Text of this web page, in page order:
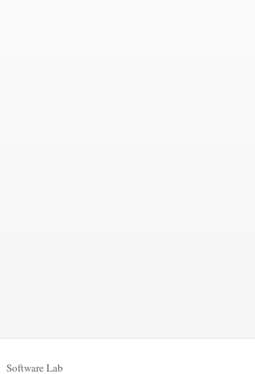
Software Lab